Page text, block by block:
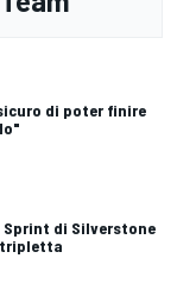
di poter finire
Sprint di Silverstone
tripletta